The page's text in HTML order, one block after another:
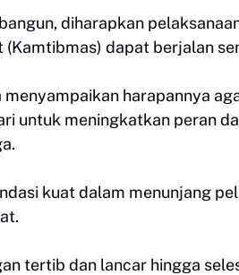
diharapkan
dapat berjalan
harapannya
untuk meningkatkan peran
kuat dalam menunjang
tertib dan lancar hingga